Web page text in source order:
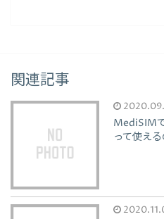
関連記事
MediSIM
って使える